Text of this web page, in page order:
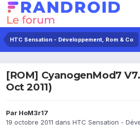
HTC Sensation - Développement, Rom & Co
[ROM] CyanogenMod7
Oct 2011)
Par HoM3r17
19 octobre 2011 dans HTC Sensation -